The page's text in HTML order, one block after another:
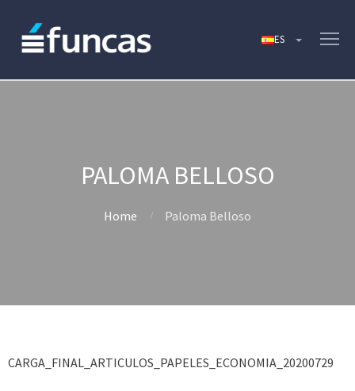
PALOMA BELLOSO
Home Paloma Belloso
CARGA_FINAL_ARTICULOS_PAPELES_ECONOMIA_20200729